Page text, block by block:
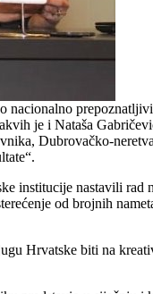
je i Nataša
Dubrovačko-
institucije nastavili
od brojnih
Hrvatske biti na